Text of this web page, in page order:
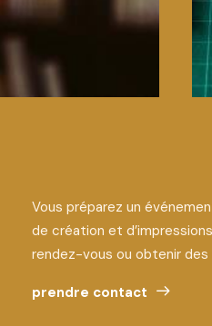
Vous préparez un
de création et
rendez-vous ou obtenir des
prendre contact